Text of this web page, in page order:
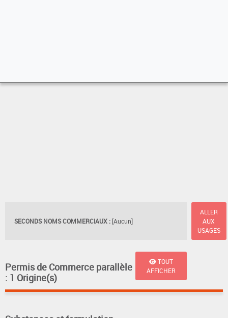
SECONDS NOMS COMMERCIAUX : [Aucun]
ALLER
AUX
USAGES
Permis de Commerce parallèle
: 1 Origine(s)
TOUT
AFFICHER